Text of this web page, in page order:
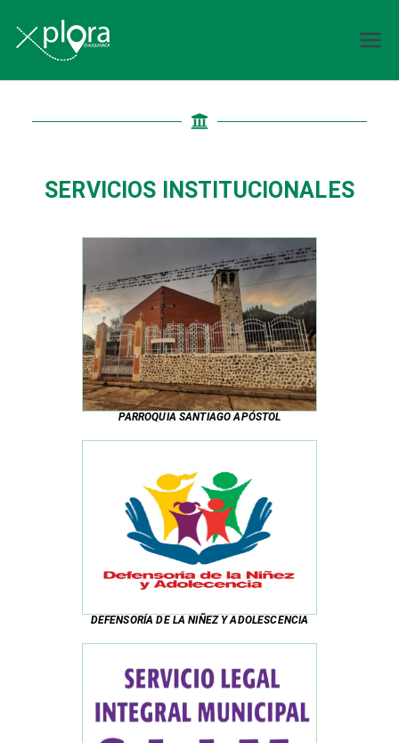
Chuquisaca
SERVICIOS INSTITUCIONALES
PARROQUIA SANTIAGO APÓSTOL
DEFENSORÍA DE LA NIÑEZ Y ADOLESCENCIA